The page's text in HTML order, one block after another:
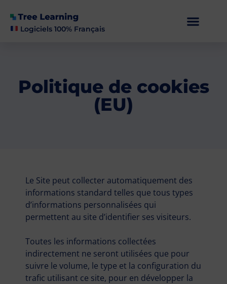
Logiciels 100% Français
Politique de cookies
(EU)
Le Site peut collecter automatiquement des
informations standard telles que tous types
d’informations personnalisées qui
permettent au site d’identifier ses visiteurs.
Toutes les informations collectées
indirectement ne seront utilisées que pour
suivre le volume, le type et la configuration du
trafic utilisant ce site, pour en développer la